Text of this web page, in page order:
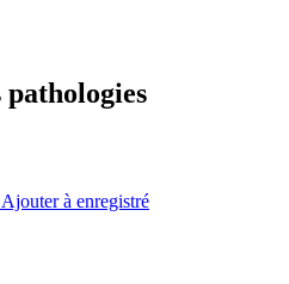
pathologies
Ajouter à enregistré